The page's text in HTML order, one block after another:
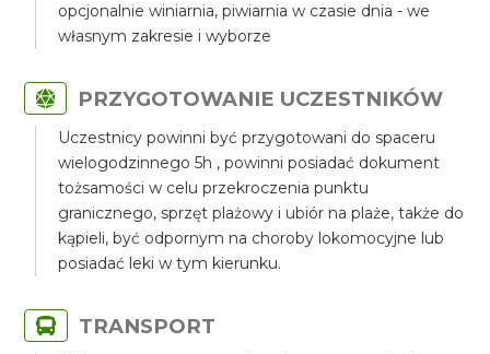
opcjonalnie winiarnia, piwiarnia w czasie dnia - we
własnym zakresie i wyborze
PRZYGOTOWANIE UCZESTNIKÓW
Uczestnicy powinni być przygotowani do spaceru
wielogodzinnego 5h , powinni posiadać dokument
tożsamości w celu przekroczenia punktu
granicznego, sprzęt plażowy i ubiór na plaże, także do
kąpieli, być odpornym na choroby lokomocyjne lub
posiadać leki w tym kierunku.
TRANSPORT